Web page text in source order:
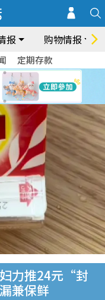
报 购物情报
定期存款
力推24元“封
兼保鲜